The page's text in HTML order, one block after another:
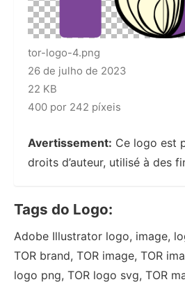
tor-logo-4.png
26 de julho de 2023
22 KB
400 por 242 píxeis
Avertissement: Ce logo est
droits d’auteur, utilisé à des
Tags do Logo:
Adobe Illustrator logo, image,
TOR brand, TOR image, TOR
logo png, TOR logo svg, TOR